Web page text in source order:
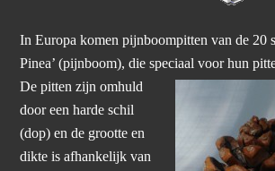
In Europa komen pijnboompitten van de 20
Pinea’ (pijnboom), die speciaal voor hun
De pitten zijn omhuld
door een harde schil
(dop) en de grootte en
dikte is afhankelijk van